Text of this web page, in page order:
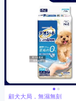
顧犬大局，無濕無刻